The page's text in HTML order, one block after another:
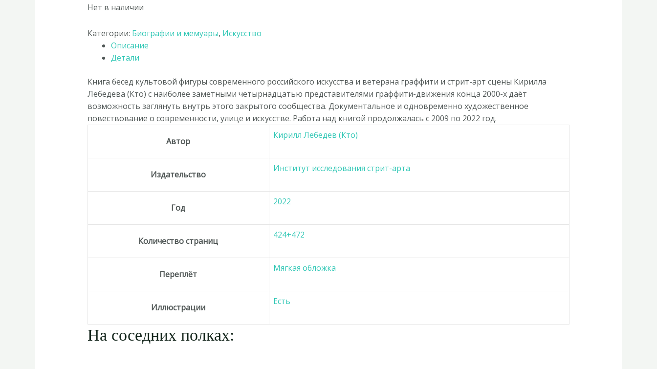
Нет в наличии
Категории: Биографии и мемуары, Искусство
Описание
Детали
Книга бесед культовой фигуры современного российского искусства и ветерана граффити и стрит-арт сцены Кирилла
Лебедева (Кто) с наиболее заметными четырнадцатью представителями граффити-движения конца 2000-х даёт
возможность заглянуть внутрь этого закрытого сообщества. Документальное и одновременно художественное
повествование о современности, улице и искусстве. Работа над книгой продолжалась с 2009 по 2022 год.
Автор
Кирилл Лебедев (Кто)
Издательство
Институт исследования стрит-арта
Год
2022
Количество страниц
424+472
Переплёт
Мягкая обложка
Иллюстрации
Есть
На соседних полках: